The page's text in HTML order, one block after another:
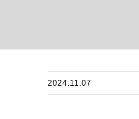
2024.11.07